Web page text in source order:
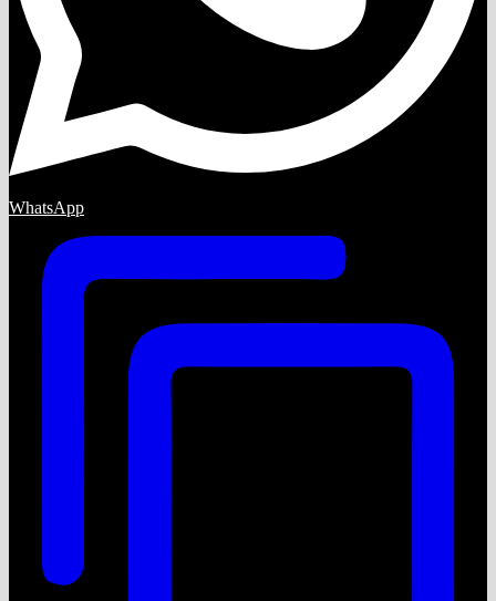
WhatsApp